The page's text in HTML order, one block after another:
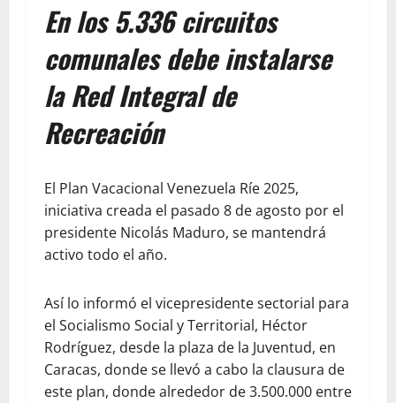
En los 5.336 circuitos
comunales debe instalarse
la Red Integral de
Recreación
El Plan Vacacional Venezuela Ríe 2025,
iniciativa creada el pasado 8 de agosto por el
presidente Nicolás Maduro, se mantendrá
activo todo el año.
Así lo informó el vicepresidente sectorial para
el Socialismo Social y Territorial, Héctor
Rodríguez, desde la plaza de la Juventud, en
Caracas, donde se llevó a cabo la clausura de
este plan, donde alrededor de 3.500.000 entre